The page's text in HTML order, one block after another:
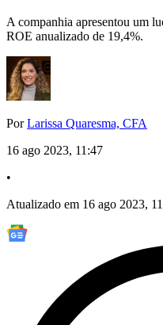
A companhia apresentou um
ROE anualizado de 19,4%.
PorLarissa Quaresma, CFA
16 ago 2023, 11:47
•
Atualizado em 16 ago 2023,